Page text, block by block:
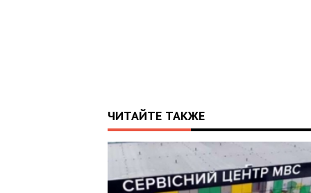
ЧИТАЙТЕ ТАКЖЕ